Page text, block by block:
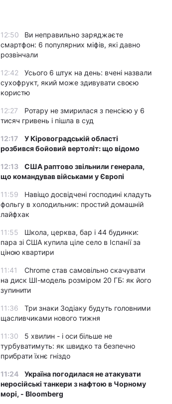
12:50
Ви неправильно заряджаєте
смартфон: 6 популярних міфів, які давно
розвінчали
12:42
Усього 6 штук на день: вчені назвали
сухофрукт, який може здивувати своєю
користю
12:27
Ротару не змирилася з пенсією у 6
тисяч гривень і пішла в суд
12:17
У Кіровоградській області
розбився бойовий вертоліт: що відомо
12:13
США раптово звільнили генерала,
що командував військами у Європі
11:59
Навіщо досвідчені господині кладуть
фольгу в холодильник: простий домашній
лайфхак
11:55
Школа, церква, бар і 44 будинки:
пара зі США купила ціле село в Іспанії за
ціною квартири
11:41
Chrome став самовільно скачувати
на диск ШІ-модель розміром 20 ГБ: як його
зупинити
11:36
Три знаки Зодіаку будуть головними
щасливчиками нового тижня
11:30
5 хвилин - і оси більше не
турбуватимуть: як швидко та безпечно
прибрати їхнє гніздо
11:24
Україна погодилася не атакувати
неросійські танкери з нафтою в Чорному
морі, - Bloomberg